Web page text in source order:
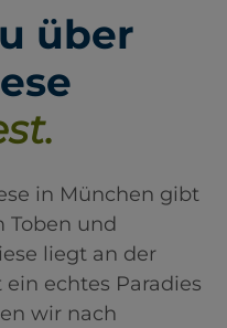
über
in München gibt
Toben und
liegt an der
echtes Paradies
wir nach